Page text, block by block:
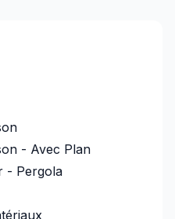
disaster, Siding,
Window well, Wooden
peace of mind and a
your success. Your
one conversation —
- Avec Plan
- Pergola